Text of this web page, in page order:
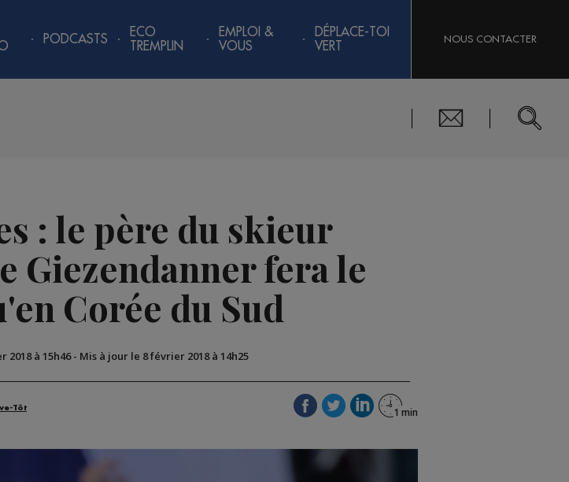
PODCASTS
ECO
TREMPLIN
EMPLOI &
VOUS
DÉPLACE-TOI
VERT
NOUS CONTACTER
: le père du skieur
Giezendanner fera le
Corée du Sud
2018 à 15h46- Mis à jour le 8 février 2018 à 14h25
Tôt